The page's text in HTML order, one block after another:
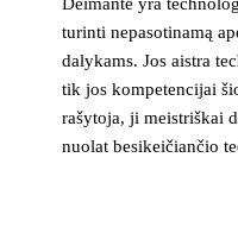
Deimantė yra
turinti nepasotinamą
dalykams. Jos aistra
tik jos kompetencijai
rašytoja, ji meistriškai
nuolat besikeičiančio